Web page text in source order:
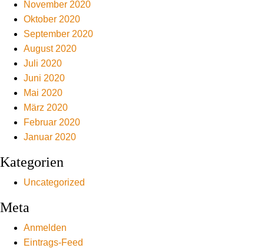
November 2020
Oktober 2020
September 2020
August 2020
Juli 2020
Juni 2020
Mai 2020
März 2020
Februar 2020
Januar 2020
Kategorien
Uncategorized
Meta
Anmelden
Eintrags-Feed